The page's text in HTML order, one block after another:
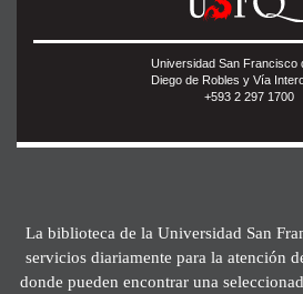
Universidad San Francisco
Diego de Robles y Vía
+593 2 297 1700
La biblioteca de la Universidad San
servicios diariamente para la atención
donde pueden encontrar una